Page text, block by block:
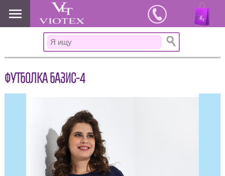
www.viotex37.ru
ФУТБОЛКА БАЗИС-4